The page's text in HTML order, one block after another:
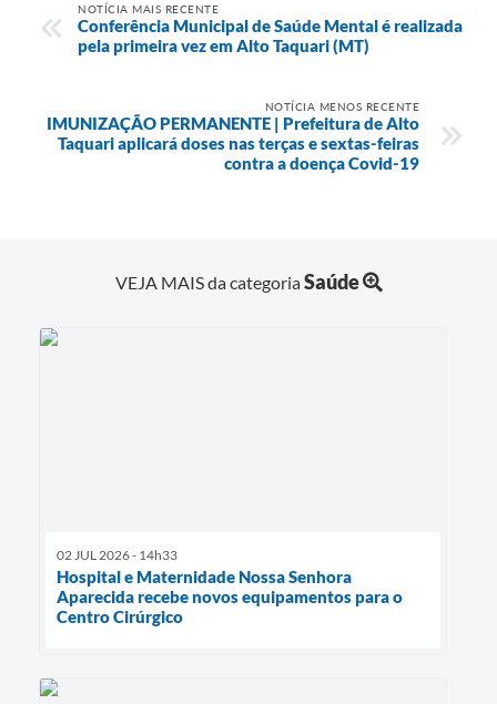
NOTÍCIA MAIS RECENTE
Conferência Municipal de Saúde Mental é realizada
pela primeira vez em Alto Taquari (MT)
NOTÍCIA MENOS RECENTE
IMUNIZAÇÃO PERMANENTE | Prefeitura de Alto
Taquari aplicará doses nas terças e sextas-feiras
contra a doença Covid-19
VEJA MAIS da categoriaSaúde
02 JUL 2026 - 14h33
Hospital e Maternidade Nossa Senhora
Aparecida recebe novos equipamentos para o
Centro Cirúrgico